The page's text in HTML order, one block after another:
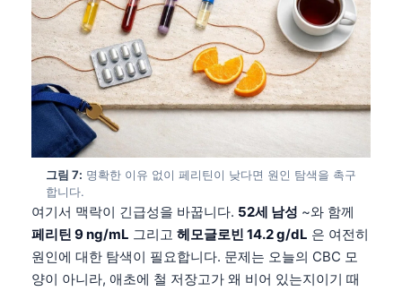
그림 7: 명확한 이유 없이 페리틴이 낮다면 원인 탐색을 촉구
합니다.
여기서 맥락이 긴급성을 바꿉니다. 52세 남성 ~와 함께
페리틴 9 ng/mL 그리고 헤모글로빈 14.2 g/dL 은 여전히
원인에 대한 탐색이 필요합니다. 문제는 오늘의 CBC 모
양이 아니라, 애초에 철 저장고가 왜 비어 있는지이기 때
O‘zbekcha
Català
Қазақ тілі
Suomi
Hrvatski
Slovenčina
پښتو
سنڌي
සිංහල